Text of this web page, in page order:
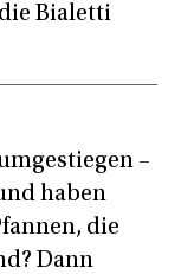
Bialetti
–
haben
die
Dann